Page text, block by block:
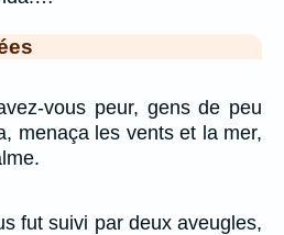
vous peur, gens de peu
menaça les vents et la mer,
fut suivi par deux aveugles,